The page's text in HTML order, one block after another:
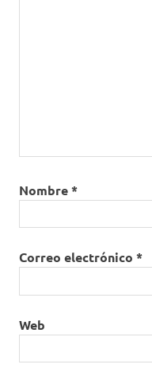
Nombre*
Correo electrónico *
Web